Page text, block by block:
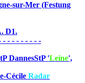
-sur-Mer (Festung
D1.
- - - - - - - -
DannesStP 'Leine',
Cécile Radar